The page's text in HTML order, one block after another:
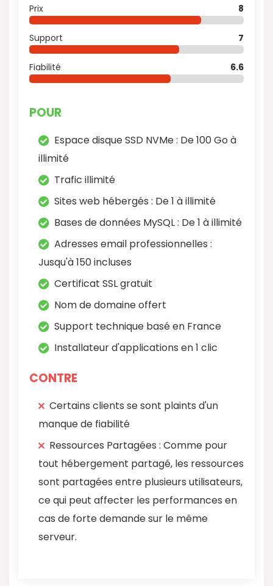
Prix 8
Support 7
Fiabilité 6.6
POUR
Espace disque SSD NVMe : De 100 Go à
illimité
Trafic illimité
Sites web hébergés : De 1 à illimité
Bases de données MySQL : De 1 à illimité
Adresses email professionnelles :
Jusqu'à 150 incluses
Certificat SSL gratuit
Nom de domaine offert
Support technique basé en France
Installateur d'applications en 1 clic
CONTRE
Certains clients se sont plaints d'un
manque de fiabilité
Ressources Partagées : Comme pour
tout hébergement partagé, les ressources
sont partagées entre plusieurs utilisateurs,
ce qui peut affecter les performances en
cas de forte demande sur le même
serveur.